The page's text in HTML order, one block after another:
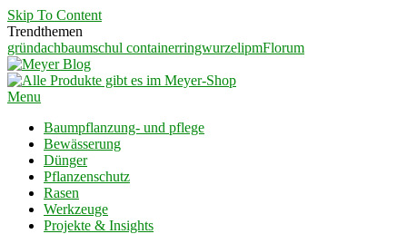
Skip To Content
Trendthemen
gründachbaumschul containerringwurzelipmFlorum
Meyer Blog
Ein Blog für Garten und Landschaftsbauer
Menu
Baumpflanzung- und pflege
Bewässerung
Dünger
Pflanzenschutz
Rasen
Werkzeuge
Projekte & Insights